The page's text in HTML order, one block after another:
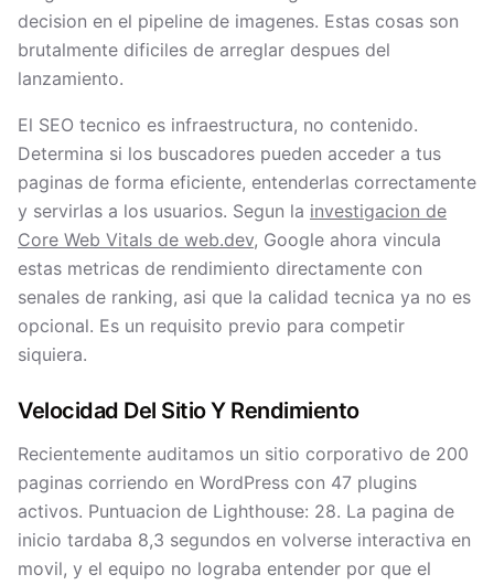
decision en el pipeline de imagenes. Estas cosas son
brutalmente dificiles de arreglar despues del
lanzamiento.
El SEO tecnico es infraestructura, no contenido.
Determina si los buscadores pueden acceder a tus
paginas de forma eficiente, entenderlas correctamente
y servirlas a los usuarios. Segun la investigacion de
Core Web Vitals de web.dev, Google ahora vincula
estas metricas de rendimiento directamente con
senales de ranking, asi que la calidad tecnica ya no es
opcional. Es un requisito previo para competir
siquiera.
Velocidad Del Sitio Y Rendimiento
Recientemente auditamos un sitio corporativo de 200
paginas corriendo en WordPress con 47 plugins
activos. Puntuacion de Lighthouse: 28. La pagina de
inicio tardaba 8,3 segundos en volverse interactiva en
movil, y el equipo no lograba entender por que el